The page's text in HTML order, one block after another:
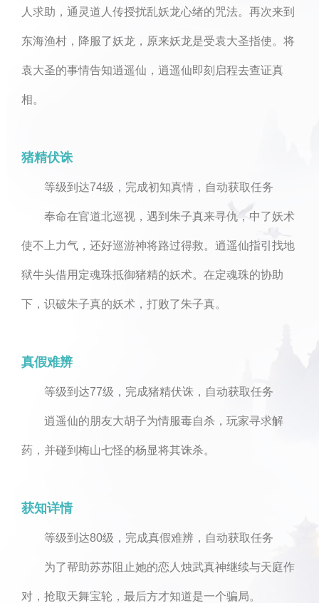
人求助，通灵道人传授扰乱妖龙心绪的咒法。再次来到
东海渔村，降服了妖龙，原来妖龙是受袁大圣指使。将
袁大圣的事情告知逍遥仙，逍遥仙即刻启程去查证真
相。
猪精伏诛
等级到达74级，完成初知真情，自动获取任务
奉命在官道北巡视，遇到朱子真来寻仇，中了妖术
使不上力气，还好巡游神将路过得救。逍遥仙指引找地
狱牛头借用定魂珠抵御猪精的妖术。在定魂珠的协助
下，识破朱子真的妖术，打败了朱子真。
真假难辨
等级到达77级，完成猪精伏诛，自动获取任务
逍遥仙的朋友大胡子为情服毒自杀，玩家寻求解
药，并碰到梅山七怪的杨显将其诛杀。
获知详情
等级到达80级，完成真假难辨，自动获取任务
为了帮助苏苏阻止她的恋人烛武真神继续与天庭作
对，抢取天舞宝轮，最后方才知道是一个骗局。